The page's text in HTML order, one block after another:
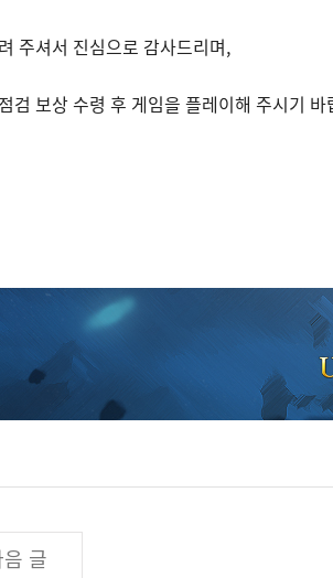
주셔서 진심으로 감사드리며,
검 보상 수령 후 게임을 플레이해 주시기 바
글